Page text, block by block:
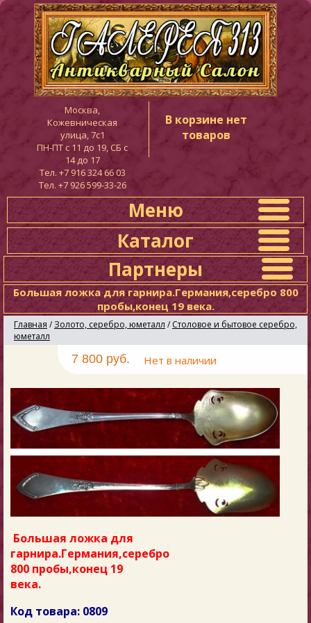
Москва,
Кожевническая
улица, 7с1
ПН-ПТ c 11 до 19, СБ с
14 до 17
Тел. +7 916 324 66 03
Тел. +7 926 599-33-26
В корзине нет
товаров
Меню
Каталог
Партнеры
Большая ложка для гарнира.Германия,серебро 800
пробы,конец 19 века.
Главная / Золото, серебро, юметалл / Столовое и бытовое серебро,
юметалл
7 800 руб. Нет в наличии
Большая ложка для
гарнира.Германия,серебро
800 пробы,конец 19
века.
Код товара: 0809